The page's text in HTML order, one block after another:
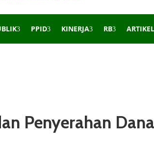
PPID KINERJA RB ARTIKEL
Penyerahan